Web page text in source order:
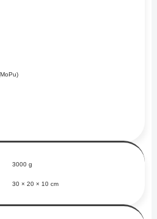
3000 g
30 × 20 × 10 cm